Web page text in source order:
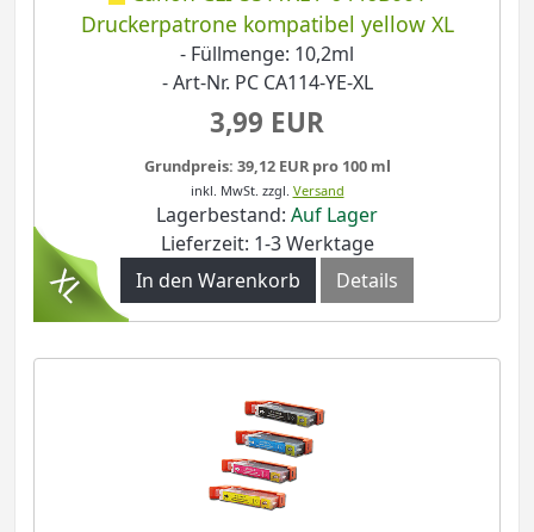
Druckerpatrone kompatibel yellow XL
- Füllmenge: 10,2ml
- Art-Nr. PC CA114-YE-XL
3,99 EUR
Grundpreis: 39,12 EUR pro 100 ml
inkl. MwSt. zzgl. Versand
Lagerbestand: Auf Lager
Lieferzeit: 1-3 Werktage
In den Warenkorb
Details